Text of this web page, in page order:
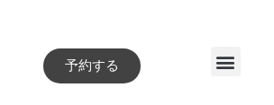
予約する